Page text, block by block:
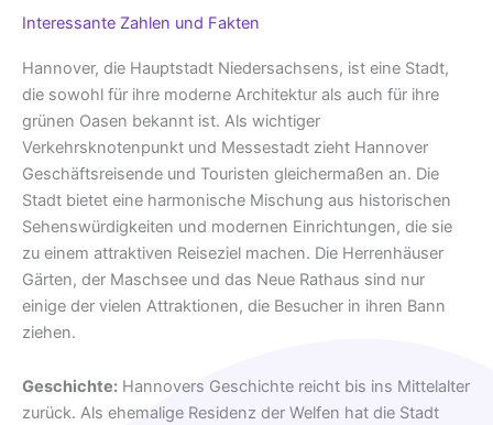
Interessante Zahlen und Fakten
Hannover, die Hauptstadt Niedersachsens, ist eine Stadt,
die sowohl für ihre moderne Architektur als auch für ihre
grünen Oasen bekannt ist. Als wichtiger
Verkehrsknotenpunkt und Messestadt zieht Hannover
Geschäftsreisende und Touristen gleichermaßen an. Die
Stadt bietet eine harmonische Mischung aus historischen
Sehenswürdigkeiten und modernen Einrichtungen, die sie
zu einem attraktiven Reiseziel machen. Die Herrenhäuser
Gärten, der Maschsee und das Neue Rathaus sind nur
einige der vielen Attraktionen, die Besucher in ihren Bann
ziehen.
Geschichte: Hannovers Geschichte reicht bis ins Mittelalter
zurück. Als ehemalige Residenz der Welfen hat die Stadt